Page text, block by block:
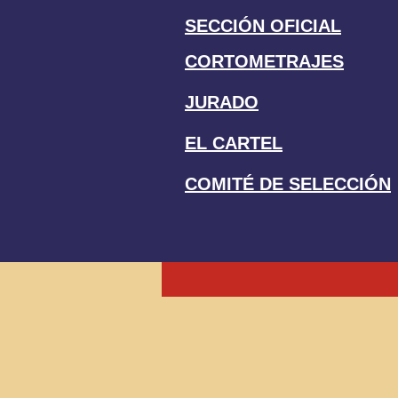
SECCIÓN OFICIAL
CORTOMETRAJES
JURADO
EL CARTEL
COMITÉ DE SELECCIÓN